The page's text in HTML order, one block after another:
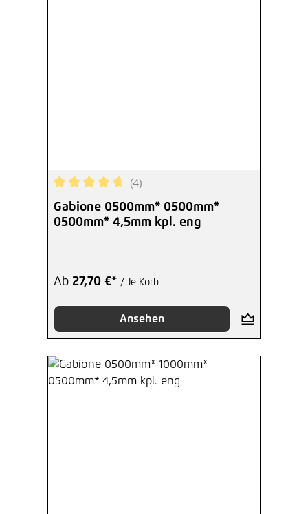
Durchschnittliche Bewertung von 4.75 von 5
(4)
Gabione 0500mm* 0500mm*
0500mm* 4,5mm kpl. eng
Ab 27,70 €* / Je Korb
Ansehen